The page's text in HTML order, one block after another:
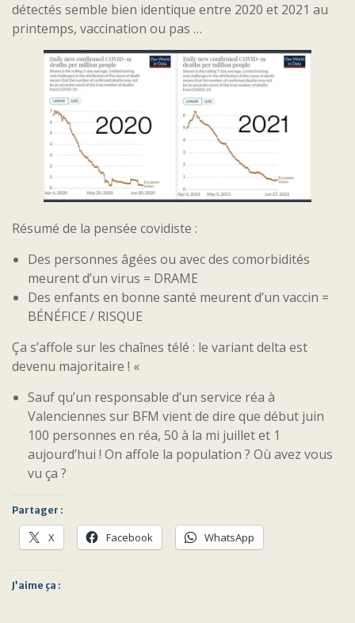
détectés semble bien identique entre 2020 et 2021 au
printemps, vaccination ou pas …
Résumé de la pensée covidiste :
Des personnes âgées ou avec des comorbidités
meurent d’un virus = DRAME
Des enfants en bonne santé meurent d’un vaccin =
BÉNÉFICE / RISQUE
Ça s’affole sur les chaînes télé : le variant delta est
devenu majoritaire ! «
Sauf qu’un responsable d’un service réa à
Valenciennes sur BFM vient de dire que début juin
100 personnes en réa, 50 à la mi juillet et 1
aujourd’hui ! On affole la population ? Où avez vous
vu ça ?
Partager :
X Facebook WhatsApp
J’aime ça :